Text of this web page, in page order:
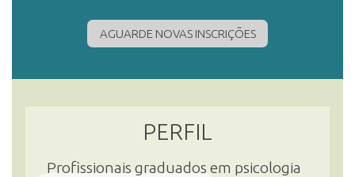
DOCUMENTOS
ALUNOS
AGUARDE NOVAS INSCRIÇÕES
PERFIL
Profissionais graduados em psicologia